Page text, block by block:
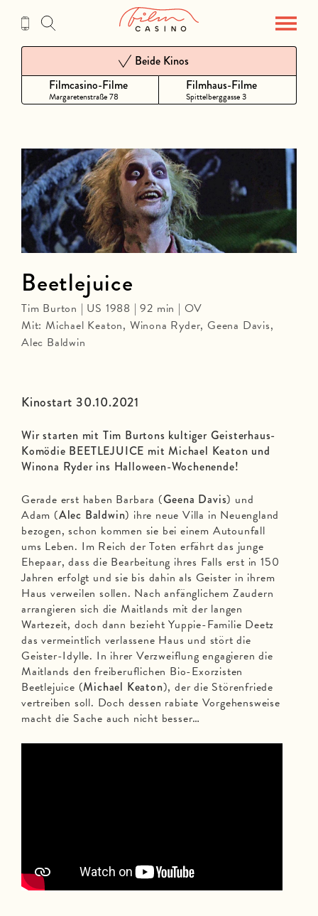
Inhalt
Filmcasino-Filme
Margaretenstraße 78
Beide Kinos
Filmhaus-Filme
Spittelberggasse 3
Kinostart 30.10.2021
Wir starten mit Tim Burtons kultiger Geisterhaus-
Komödie BEETLEJUICE mit Michael Keaton und
Winona Ryder ins Halloween-Wochenende!
Gerade erst haben Barbara (Geena Davis) und
Adam (Alec Baldwin) ihre neue Villa in Neuengland
bezogen, schon kommen sie bei einem Autounfall
ums Leben. Im Reich der Toten erfährt das junge
Ehepaar, dass die Bearbeitung ihres Falls erst in 150
Jahren erfolgt und sie bis dahin als Geister in ihrem
Haus verweilen sollen. Nach anfänglichem Zaudern
arrangieren sich die Maitlands mit der langen
Wartezeit, doch dann bezieht Yuppie-Familie Deetz
das vermeintlich verlassene Haus und stört die
Geister-Idylle. In ihrer Verzweiflung engagieren die
Maitlands den freiberuflichen Bio-Exorzisten
Beetlejuice (Michael Keaton), der die Störenfriede
vertreiben soll. Doch dessen rabiate Vorgehensweise
macht die Sache auch nicht besser…
Beetlejuice
Tim Burton | US 1988 | 92 min | OV
Mit: Michael Keaton, Winona Ryder, Geena Davis,
Alec Baldwin